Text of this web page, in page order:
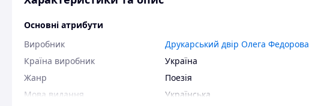
Основні атрибути
Виробник
Друкарський двір Олега Федорова
Країна виробник
Україна
Жанр
Поезія
Мова видання
Українська